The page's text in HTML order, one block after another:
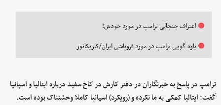
اعتراف جنجالی ترامپ در مورد خودش!
یاوه گویی ترامپ در مورد فروپاشی ایران/کاریکاتور
ترامپ در پاسخ به خبرنگاران در دفتر کارش در کاخ سفید درباره ایتالیا و اسپانیا
گفت: ایتالیا کمکی به ما نکرده و (رویکرد) اسپانیا کاملا وحشتناک بوده است.